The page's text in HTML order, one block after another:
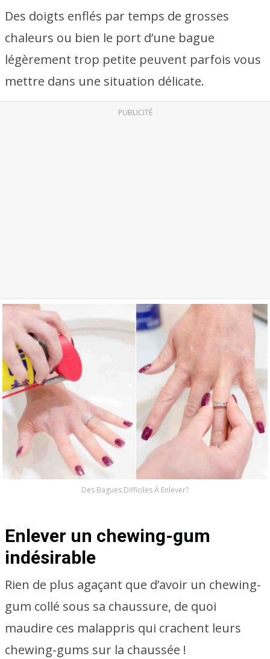
Des doigts enflés par temps de grosses
chaleurs ou bien le port d’une bague
légèrement trop petite peuvent parfois vous
mettre dans une situation délicate.
PUBLICITÉ
Des Bagues Difficiles À Enlever?
Enlever un chewing-gum
indésirable
Rien de plus agaçant que d’avoir un chewing-
gum collé sous sa chaussure, de quoi
maudire ces malappris qui crachent leurs
chewing-gums sur la chaussée !